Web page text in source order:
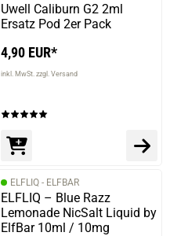
Uwell Caliburn G2 2ml
Ersatz Pod 2er Pack
4,90 EUR*
inkl. MwSt. zzgl. Versand
ELFLIQ - ELFBAR
ELFLIQ – Blue Razz
Lemonade NicSalt Liquid by
ElfBar 10ml / 10mg